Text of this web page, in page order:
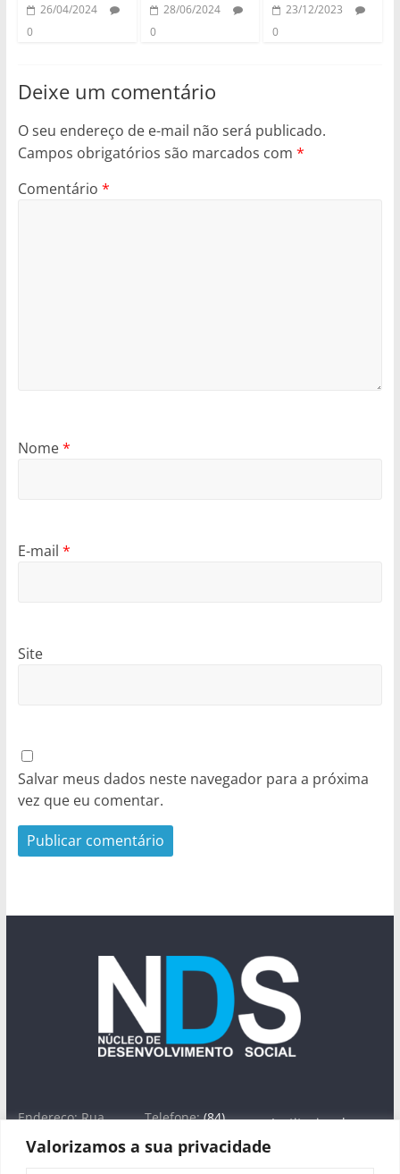
Valorizamos a sua privacidade
26/04/2024
0
28/06/2024
0
23/12/2023
0
Deixe um comentário
O seu endereço de e-mail não será publicado.
Campos obrigatórios são marcados com *
Comentário *
Nome*
E-mail *
Site
Salvar meus dados neste navegador para a próxima
vez que eu comentar.
Endereço: Rua
1420 -Lagoa Seca,
Telefone:(84)
WhatsApp: (84)
Institucional